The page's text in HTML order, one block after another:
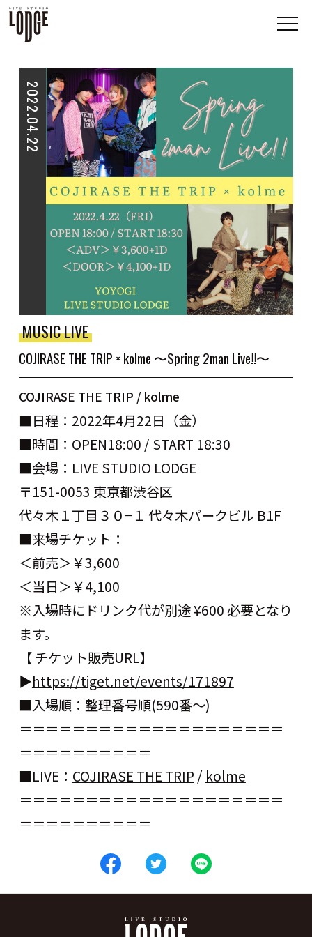
2022.04.22
MUSIC LIVE
COJIRASE THE TRIP × kolme 〜Spring 2man Live!!〜
COJIRASE THE TRIP / kolme
■日程：2022年4月22日（金）
■時間：OPEN18:00 / START 18:30
■会場：LIVE STUDIO LODGE
〒151-0053 東京都渋谷区
代々木１丁目３０−１ 代々木パークビル B1F
■来場チケット：
＜前売＞￥3,600
＜当日＞￥4,100
※入場時にドリンク代が別途 ¥600 必要となり
ます。
【 チケット販売URL】
▶https://tiget.net/events/171897
■入場順：整理番号順(590番〜)
＝＝＝＝＝＝＝＝＝＝＝＝＝＝＝＝＝＝＝＝
＝＝＝＝＝＝＝＝＝＝
■LIVE： COJIRASE THE TRIP / kolme
＝＝＝＝＝＝＝＝＝＝＝＝＝＝＝＝＝＝＝＝
＝＝＝＝＝＝＝＝＝＝